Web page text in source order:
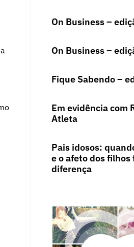
On Business –
On Business –
Fique Sabendo –
Em evidência com
Atleta
Pais idosos:
e o afeto dos filhos
diferença